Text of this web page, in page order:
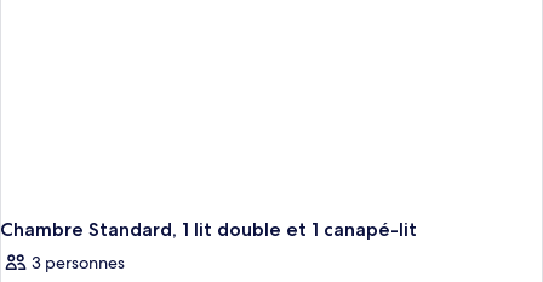
Chambre Standard, 1 lit double et 1 canapé-lit
3 personnes